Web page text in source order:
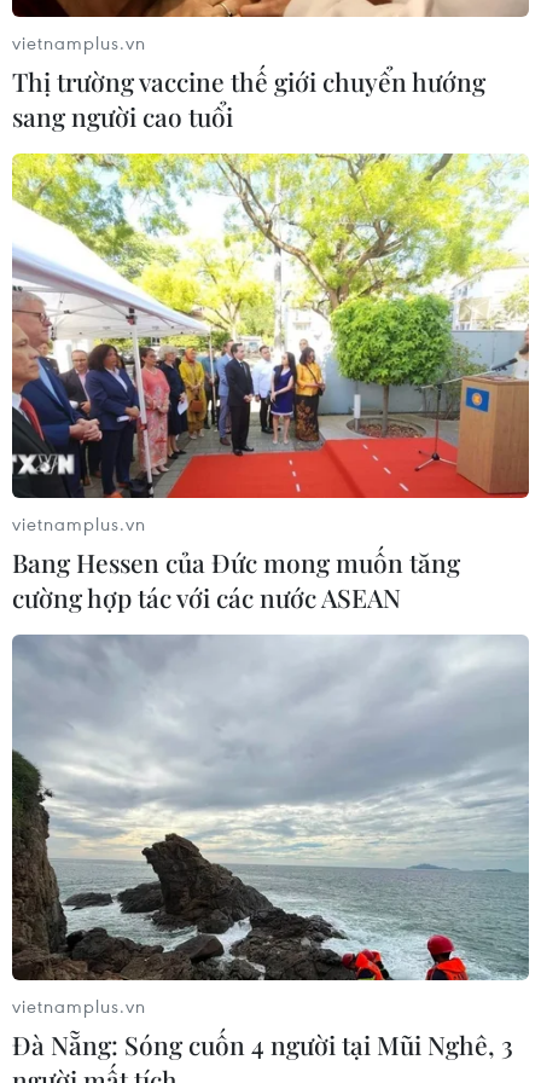
vietnamplus.vn
Thị trường vaccine thế giới chuyển hướng
sang người cao tuổi
vietnamplus.vn
Bang Hessen của Đức mong muốn tăng
cường hợp tác với các nước ASEAN
vietnamplus.vn
Đà Nẵng: Sóng cuốn 4 người tại Mũi Nghê, 3